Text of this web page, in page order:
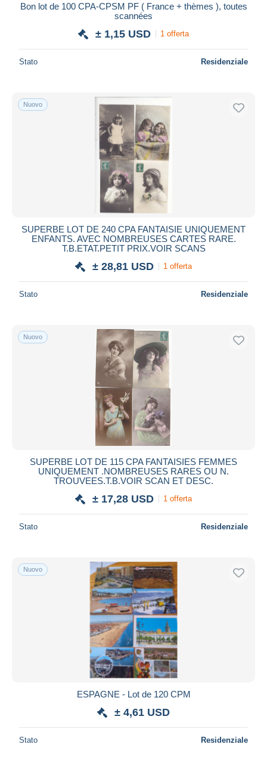
Bon lot de 100 CPA-CPSM PF ( France + thèmes ), toutes
scannées
± 1,15 USD 1 offerta
Stato Residenziale
Nuovo
SUPERBE LOT DE 240 CPA FANTAISIE UNIQUEMENT
ENFANTS. AVEC NOMBREUSES CARTES RARE.
T.B.ETAT.PETIT PRIX.VOIR SCANS
± 28,81 USD 1 offerta
Stato Residenziale
Nuovo
SUPERBE LOT DE 115 CPA FANTAISIES FEMMES
UNIQUEMENT .NOMBREUSES RARES OU N.
TROUVEES.T.B.VOIR SCAN ET DESC.
± 17,28 USD 1 offerta
Stato Residenziale
Nuovo
ESPAGNE - Lot de 120 CPM
± 4,61 USD
Stato Residenziale